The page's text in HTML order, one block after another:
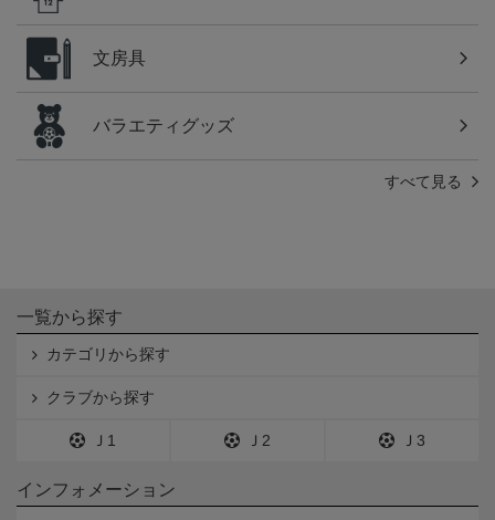
文房具
バラエティグッズ
すべて見る
一覧から探す
カテゴリから探す
クラブから探す
Ｊ1 Ｊ2 Ｊ3
インフォメーション